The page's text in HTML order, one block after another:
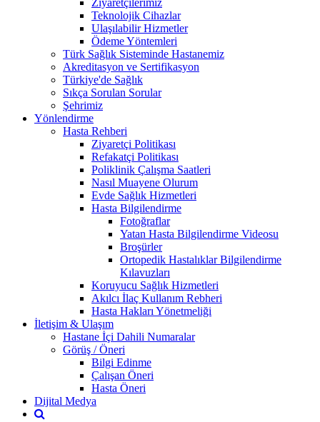
Teknolojik Cihazlar
Ulaşılabilir Hizmetler
Ödeme Yöntemleri
Türk Sağlık Sisteminde Hastanemiz
Akreditasyon ve Sertifikasyon
Türkiye'de Sağlık
Sıkça Sorulan Sorular
Şehrimiz
Yönlendirme
Hasta Rehberi
Ziyaretçi Politikası
Refakatçi Politikası
Poliklinik Çalışma Saatleri
Nasıl Muayene Olurum
Evde Sağlık Hizmetleri
Hasta Bilgilendirme
Fotoğraflar
Yatan Hasta Bilgilendirme Videosu
Broşürler
Ortopedik Hastalıklar Bilgilendirme
Kılavuzları
Koruyucu Sağlık Hizmetleri
Akılcı İlaç Kullanım Rebheri
Hasta Hakları Yönetmeliği
İletişim & Ulaşım
Hastane İçi Dahili Numaralar
Görüş / Öneri
Bilgi Edinme
Çalışan Öneri
Hasta Öneri
Dijital Medya